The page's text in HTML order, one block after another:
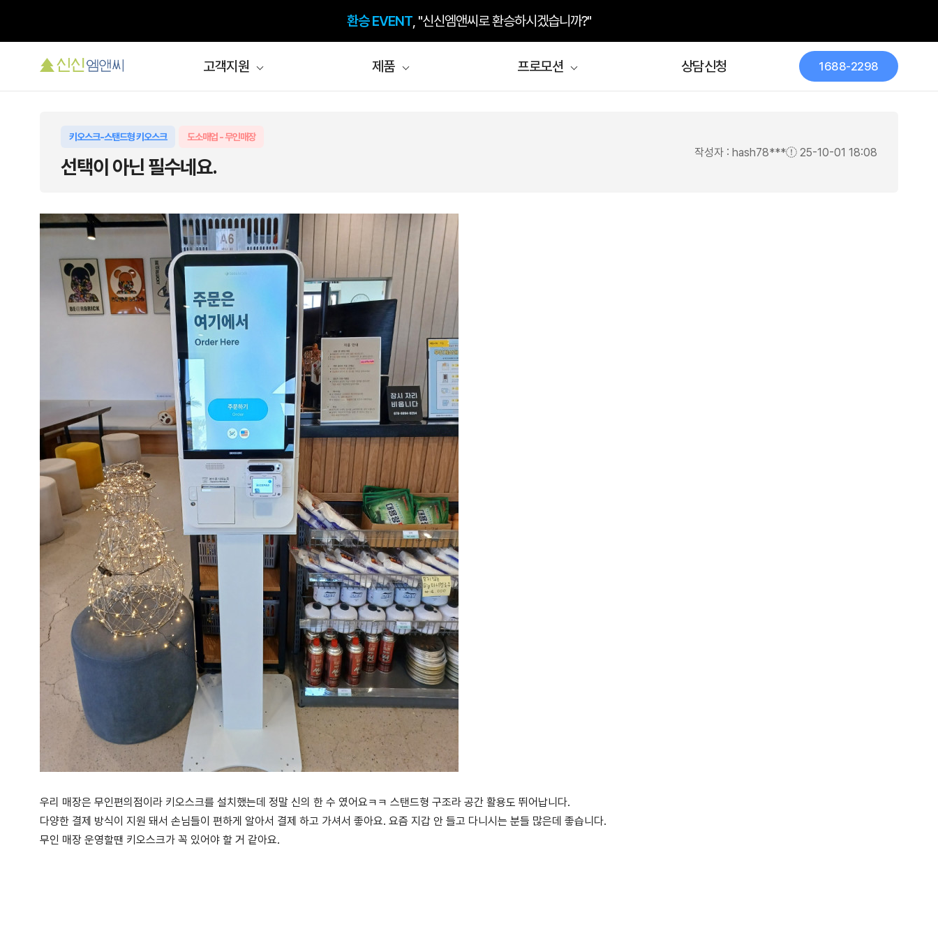
환승 EVENT , "신신엠앤씨로 환승하시겠습니까?"
검색 시 돋보이는 내 매장, 플레이스 플러스
고객지원 제품 프로모션 상담신청
키오스크-스탠드형 키오스크 도소매업 - 무인매장
선택이 아닌 필수네요.
작성자 : hash78*** 25-10-01 18:08
우리 매장은 무인편의점이라 키오스크를 설치했는데 정말 신의 한 수 였어요ㅋㅋ 스탠드형 구조라 공간 활용도 뛰어납니다.
다양한 결제 방식이 지원 돼서 손님들이 편하게 알아서 결제 하고 가셔서 좋아요. 요즘 지갑 안 들고 다니시는 분들 많은데 좋습니다.
무인 매장 운영할땐 키오스크가 꼭 있어야 할 거 같아요.